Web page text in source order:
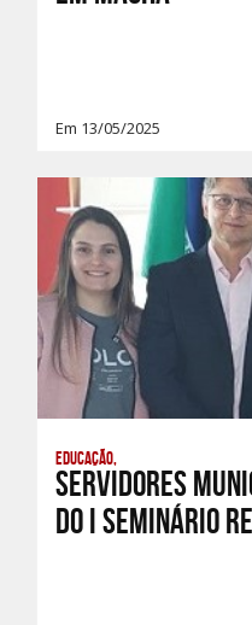
Em 13/05/2025
Educação,
Servidores
do I Seminário